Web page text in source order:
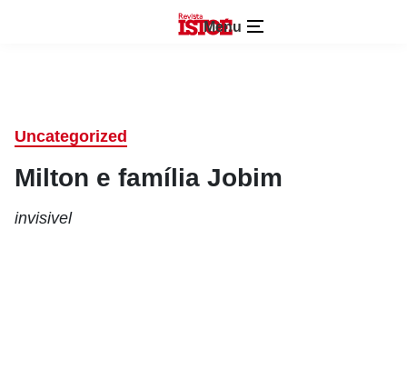
Menu
Uncategorized
Milton e família Jobim
invisivel